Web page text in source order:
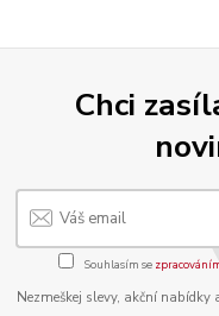
Chci
Souhlasím se
Nezmeškej slevy, akční nabídky